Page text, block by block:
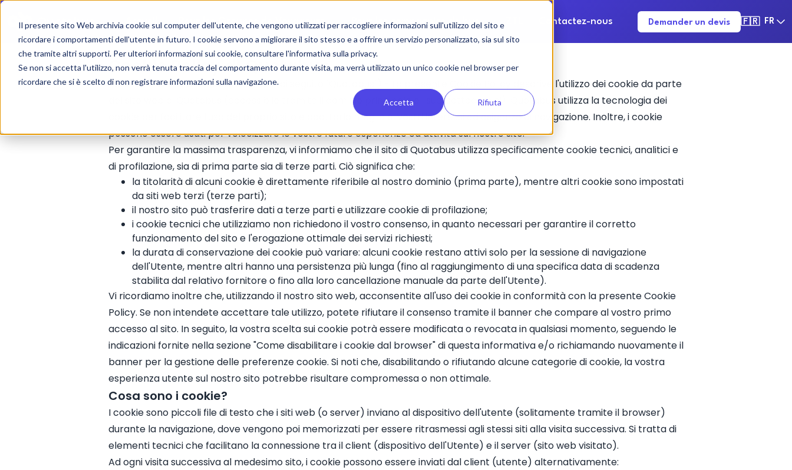
Il presente sito Web archivia cookie sul computer dell'utente, che vengono utilizzati per raccogliere informazioni sull'utilizzo del sito e
ricordare i comportamenti dell'utente in futuro. I cookie servono a migliorare il sito stesso e a offrire un servizio personalizzato, sia sul sito
che tramite altri supporti. Per ulteriori informazioni sui cookie, consultare l'informativa sulla privacy.
Se non si accetta l'utilizzo, non verrà tenuta traccia del comportamento durante visita, ma verrà utilizzato un unico cookie nel browser per
ricordare che si è scelto di non registrare informazioni sulla navigazione.
Accetta Rifiuta
Accueil Pour les Groupes de Voyageurs Pour les compagnies de bus Contactez-nous Demander un devis 🇫🇷 FR
Cookie Policy di Quotabus
Relativa ai siti web di Quotabus S.R.L. (di seguito "Quotabus") - La presente Cookie Policy descrive l'utilizzo dei cookie da parte
del sito web di Quotabus (accessibile tramite il dominio principale e i suoi sottodomini). Quotabus utilizza la tecnologia dei
cookie per facilitare l'uso del proprio sito e adattarlo meglio ai vostri interessi ed esigenze di navigazione. Inoltre, i cookie
possono essere usati per velocizzare le vostre future esperienze ed attività sul nostro sito.
Per garantire la massima trasparenza, vi informiamo che il sito di Quotabus utilizza specificamente cookie tecnici, analitici e
di profilazione, sia di prima parte sia di terze parti. Ciò significa che:
la titolarità di alcuni cookie è direttamente riferibile al nostro dominio (prima parte), mentre altri cookie sono impostati
da siti web terzi (terze parti);
il nostro sito può trasferire dati a terze parti e utilizzare cookie di profilazione;
i cookie tecnici che utilizziamo non richiedono il vostro consenso, in quanto necessari per garantire il corretto
funzionamento del sito e l'erogazione ottimale dei servizi richiesti;
la durata di conservazione dei cookie può variare: alcuni cookie restano attivi solo per la sessione di navigazione
dell'Utente, mentre altri hanno una persistenza più lunga (fino al raggiungimento di una specifica data di scadenza
stabilita dal relativo fornitore o fino alla loro cancellazione manuale da parte dell'Utente).
Vi ricordiamo inoltre che, utilizzando il nostro sito web, acconsentite all'uso dei cookie in conformità con la presente Cookie
Policy. Se non intendete accettare tale utilizzo, potete rifiutare il consenso tramite il banner che compare al vostro primo
accesso al sito. In seguito, la vostra scelta sui cookie potrà essere modificata o revocata in qualsiasi momento, seguendo le
indicazioni fornite nella sezione "Come disabilitare i cookie dal browser" di questa informativa e/o richiamando nuovamente il
banner per la gestione delle preferenze cookie. Si noti che, disabilitando o rifiutando alcune categorie di cookie, la vostra
esperienza utente sul nostro sito potrebbe risultare compromessa o non ottimale.
Cosa sono i cookie?
I cookie sono piccoli file di testo che i siti web (o server) inviano al dispositivo dell'utente (solitamente tramite il browser)
durante la navigazione, dove vengono poi memorizzati per essere ritrasmessi agli stessi siti alla visita successiva. Si tratta di
elementi tecnici che facilitano la connessione tra il client (dispositivo dell'Utente) e il server (sito web visitato).
Ad ogni visita successiva al medesimo sito, i cookie possono essere inviati dal client (utente) alternativamente: